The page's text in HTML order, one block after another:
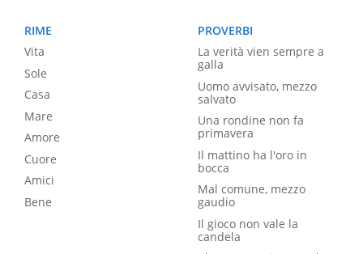
RIME
Vita
Sole
Casa
Mare
Amore
Cuore
Amici
Bene
PROVERBI
La verità vien sempre a
galla
Uomo avvisato, mezzo
salvato
Una rondine non fa
primavera
Il mattino ha l'oro in
bocca
Mal comune, mezzo
gaudio
Il gioco non vale la
candela